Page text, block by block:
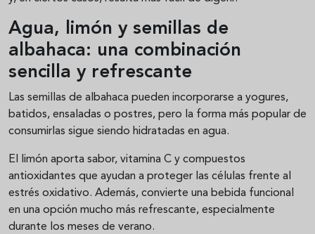
Agua, limón y semillas de
albahaca: una combinación
sencilla y refrescante
Las semillas de albahaca pueden incorporarse a yogures,
batidos, ensaladas o postres, pero la forma más popular de
consumirlas sigue siendo hidratadas en agua.
El limón aporta sabor, vitamina C y compuestos
antioxidantes que ayudan a proteger las células frente al
estrés oxidativo. Además, convierte una bebida funcional
en una opción mucho más refrescante, especialmente
durante los meses de verano.